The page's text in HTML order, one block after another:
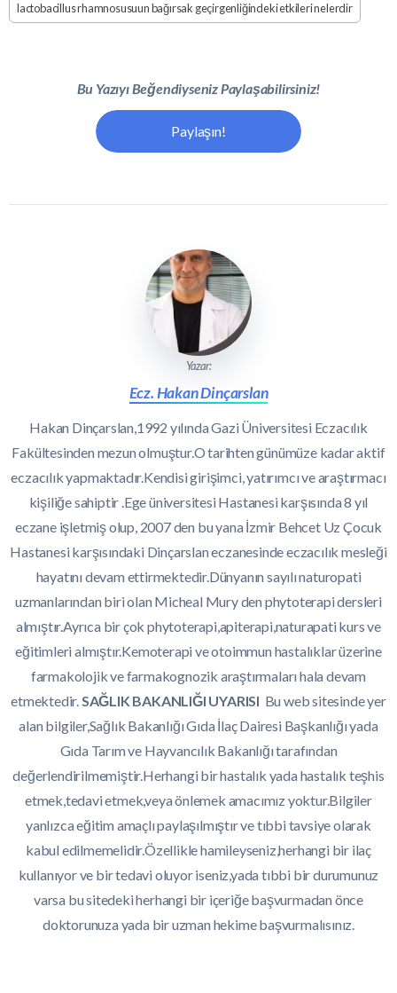
lactobacillus rhamnosusuun bağırsak geçirgenliğindeki etkileri nelerdir
Bu Yazıyı Beğendiyseniz Paylaşabilirsiniz!
Paylaşın!
Yazar:
Ecz. Hakan Dinçarslan
Hakan Dinçarslan,1992 yılında Gazi Üniversitesi Eczacılık
Fakültesinden mezun olmuştur.O tarihten günümüze kadar aktif
eczacılık yapmaktadır.Kendisi girişimci, yatırımcı ve araştırmacı
kişiliğe sahiptir .Ege üniversitesi Hastanesi karşısında 8 yıl
eczane işletmiş olup, 2007 den bu yana İzmir Behcet Uz Çocuk
Hastanesi karşısındaki Dinçarslan eczanesinde eczacılık mesleği
hayatını devam ettirmektedir.Dünyanın sayılı naturopati
uzmanlarından biri olan Micheal Mury den phytoterapi dersleri
almıştır.Ayrıca bir çok phytoterapi,apiterapi,naturapati kurs ve
eğitimleri almıştır.Kemoterapi ve otoimmun hastalıklar üzerine
farmakolojik ve farmakognozik araştırmaları hala devam
etmektedir.SAĞLIK BAKANLIĞI UYARISI Bu web sitesinde yer
alan bilgiler,Sağlık Bakanlığı Gıda İlaç Dairesi Başkanlığı yada
Gıda Tarım ve Hayvancılık Bakanlığı tarafından
değerlendirilmemiştir.Herhangi bir hastalık yada hastalık teşhis
etmek,tedavi etmek,veya önlemek amacımız yoktur.Bilgiler
yanlızca eğitim amaçlı paylaşılmıştır ve tıbbi tavsiye olarak
kabul edilmemelidir.Özellikle hamileyseniz,herhangi bir ilaç
kullanıyor ve bir tedavi oluyor iseniz,yada tıbbi bir durumunuz
varsa bu sitedeki herhangi bir içeriğe başvurmadan önce
doktorunuza yada bir uzman hekime başvurmalısınız.